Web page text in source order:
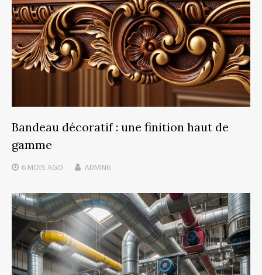
Bandeau décoratif : une finition haut de
gamme
6 MOIS AGO ADMIN6